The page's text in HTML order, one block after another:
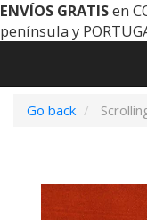
ENVÍOS GRATISen
península y
Go back